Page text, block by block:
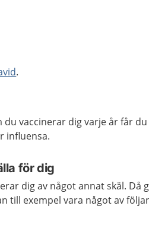
.
du vaccinerar dig varje år får
influensa.
för dig
dig av något annat skäl. Då
till exempel vara något av